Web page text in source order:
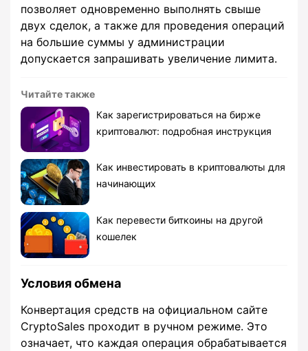
позволяет одновременно выполнять свыше
двух сделок, а также для проведения операций
на большие суммы у администрации
допускается запрашивать увеличение лимита.
Читайте также
Как зарегистрироваться на бирже
криптовалют: подробная инструкция
Как инвестировать в криптовалюты для
начинающих
Как перевести биткоины на другой
кошелек
Условия обмена
Конвертация средств на официальном сайте
CryptoSales проходит в ручном режиме. Это
означает, что каждая операция обрабатывается